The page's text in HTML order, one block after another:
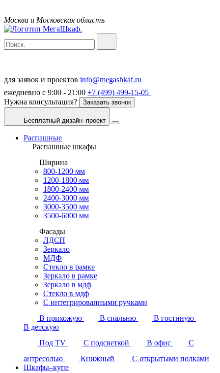
Москва и Московская область
для заявок и проектов info@megashkaf.ru
ежедневно с 9:00 - 21:00 +7 (499) 499-15-05
Нужна консультация?
Заказать звонок
Бесплатный дизайн–проект
Распашные
Распашные шкафы
Ширина
800-1200 мм
1200-1800 мм
1800-2400 мм
2400-3000 мм
3000-3500 мм
3500-6000 мм
Фасады
ЛДСП
Зеркало
МДФ
Стекло в рамке
Зеркало в рамке
Зеркало в мдф
Стекло в мдф
С интегрированными ручками
В прихожую
В спальню
В гостиную
В детскую
Под TV
С подсветкой В офис
С
антресолью
Книжный
С открытыми полками
Шкафы–купе